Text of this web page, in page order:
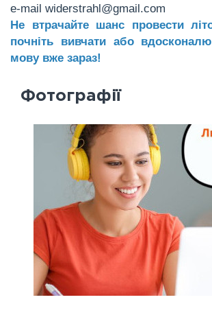
e-mail widerstrahl@gmail.com
Не втрачайте шанс провести
почніть вивчати або
мову вже зараз!
Фотографії